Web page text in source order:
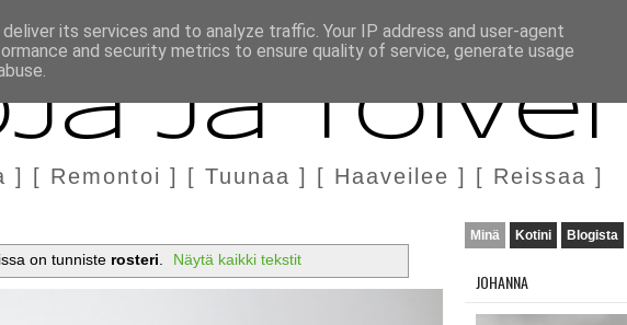
MARKKINOINTI & YHTEISTYÖ
ja
] [ Remontoi ] [ Tuunaa ] [ Haaveilee ] [ Reissaa ]
on tunniste rosteri. Näytä kaikki tekstit
Minä Kotini Blogista
JOHANNA
its services and to analyze traffic. Your IP address and user-agent
and security metrics to ensure quality of service, generate usage